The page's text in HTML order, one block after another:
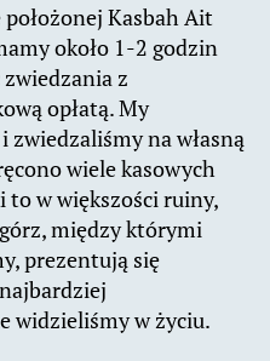
Kasbah Ait
około 1-2 godzin
z
opłatą. My
zwiedzaliśmy na własną
wiele kasowych
w większości ruiny,
między którymi
prezentują się
widzieliśmy w życiu.